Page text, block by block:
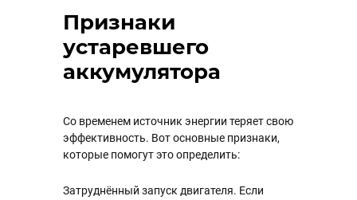
Признаки
устаревшего
аккумулятора
Со временем источник энергии теряет свою
эффективность. Вот основные признаки,
которые помогут это определить:
Затруднённый запуск двигателя. Если